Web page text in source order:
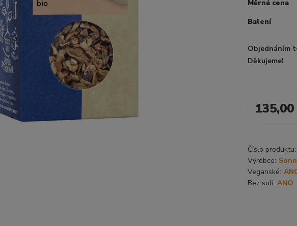
Měrná cena
Balení
Objednáním
Děkujeme!
Číslo produktu:
Výrobce:
Veganské:
Bez soli: ANO